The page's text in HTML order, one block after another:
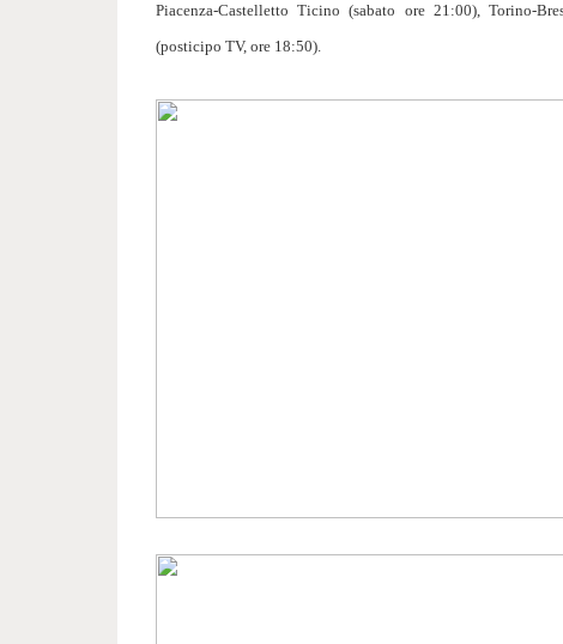
Piacenza-Castelletto Ticino (sabato ore 21:00), Torino-
(posticipo TV, ore 18:50).